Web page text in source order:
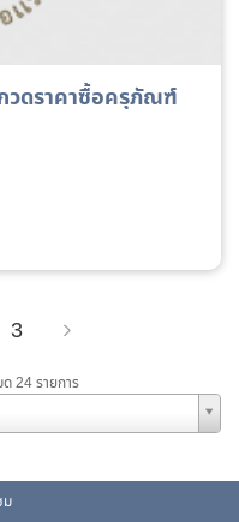
วดราคาซื้อครุภัณฑ์
3
24 รายการ
ม